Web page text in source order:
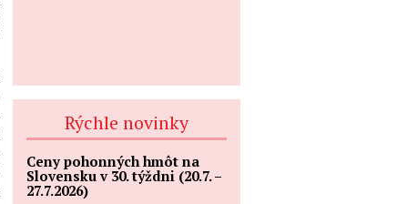
Rýchle novinky
Ceny pohonných hmôt na
Slovensku v 30. týždni (20.7. –
27.7.2026)